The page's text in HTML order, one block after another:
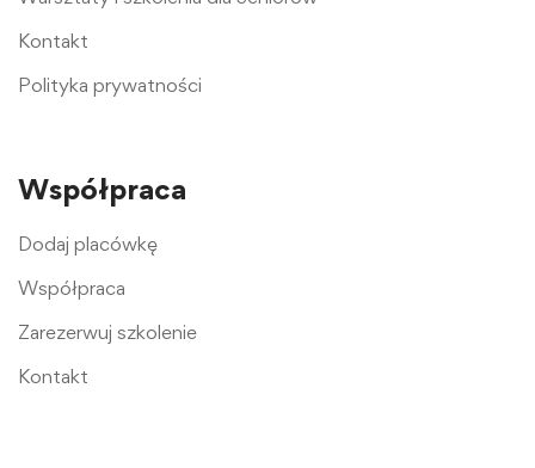
Kontakt
Polityka prywatności
Współpraca
Dodaj placówkę
Współpraca
Zarezerwuj szkolenie
Kontakt